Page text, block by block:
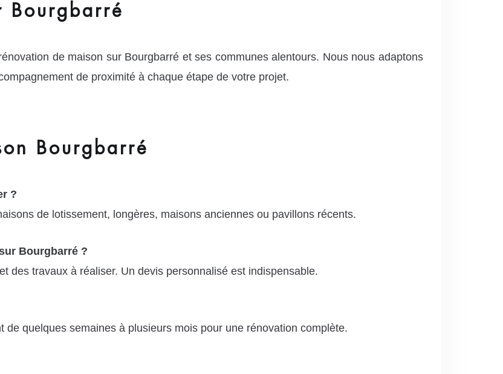
Bourgbarré
de maison sur Bourgbarré et ses communes alentours. Nous nous adaptons
de proximité à chaque étape de votre projet.
Bourgbarré
?
de lotissement, longères, maisons anciennes ou pavillons récents.
Bourgbarré ?
des travaux à réaliser. Un devis personnalisé est indispensable.
de quelques semaines à plusieurs mois pour une rénovation complète.